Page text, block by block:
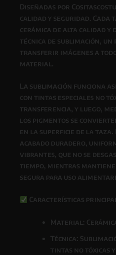
Diseñadas por
calidad y seguridad. Cada
cerámica de alta calidad y
técnica de sublimación, un
transferir imágenes a
material.
La sublimación funciona
con tintas especiales no
transferencia, y luego,
los pigmentos se
en la superficie de la
acabado duradero,
vibrantes, que no se
tiempo, mientras
segura para uso
Características
Material:
Técnica:
tintas no tóxicas